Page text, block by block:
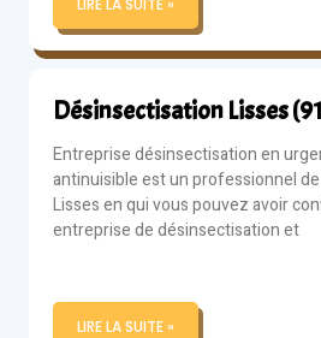
Désinsectisation Lisses
Entreprise désinsectisation en
antinuisible est un professionnel
Lisses en qui vous pouvez avoir
entreprise de désinsectisation et
LIRE LA SUITE »